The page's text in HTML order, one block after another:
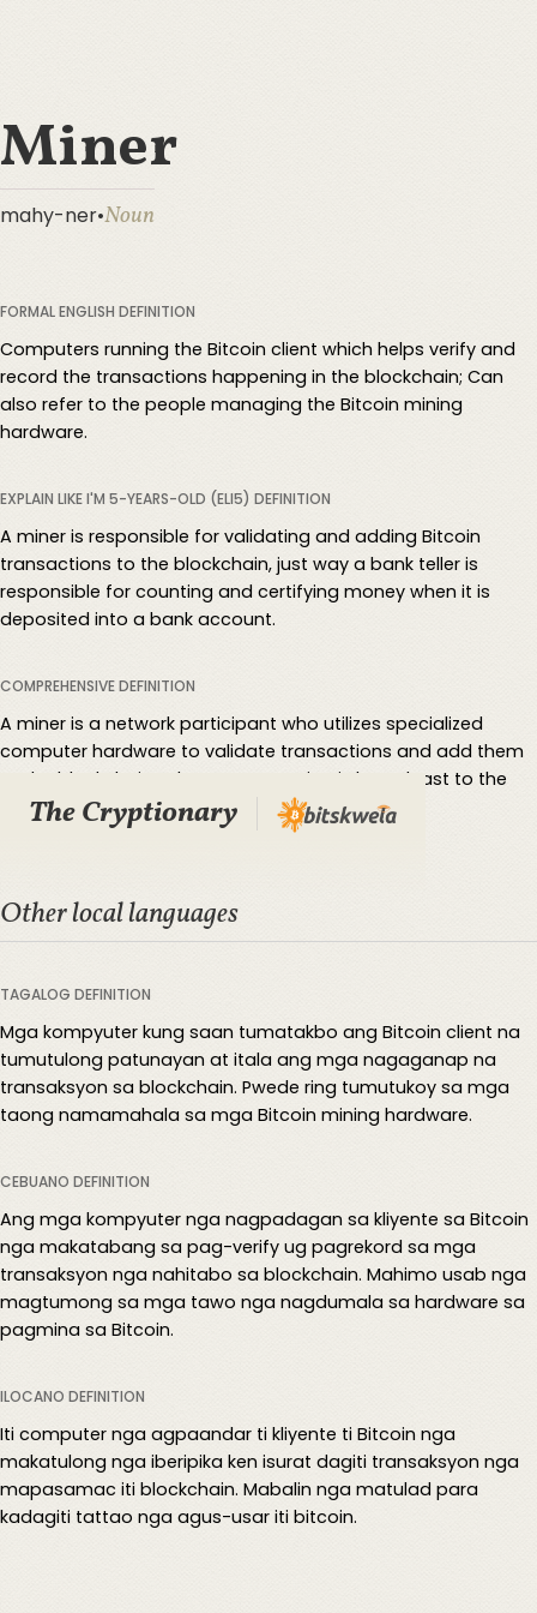
Miner
mahy-ner•Noun
FORMAL ENGLISH DEFINITION
Computers running the Bitcoin client which helps verify and
record the transactions happening in the blockchain; Can
also refer to the people managing the Bitcoin mining
hardware.
EXPLAIN LIKE I'M 5-YEARS-OLD (ELI5) DEFINITION
A miner is responsible for validating and adding Bitcoin
transactions to the blockchain, just way a bank teller is
responsible for counting and certifying money when it is
deposited into a bank account.
COMPREHENSIVE DEFINITION
A miner is a network participant who utilizes specialized
computer hardware to validate transactions and add them
to the blockchain. When a transaction is broadcast to the
network, it is placed in the mempool.
Other local languages
TAGALOG DEFINITION
Mga kompyuter kung saan tumatakbo ang Bitcoin client na
tumutulong patunayan at itala ang mga nagaganap na
transaksyon sa blockchain. Pwede ring tumutukoy sa mga
taong namamahala sa mga Bitcoin mining hardware.
CEBUANO DEFINITION
Ang mga kompyuter nga nagpadagan sa kliyente sa Bitcoin
nga makatabang sa pag-verify ug pagrekord sa mga
transaksyon nga nahitabo sa blockchain. Mahimo usab nga
magtumong sa mga tawo nga nagdumala sa hardware sa
pagmina sa Bitcoin.
ILOCANO DEFINITION
Iti computer nga agpaandar ti kliyente ti Bitcoin nga
makatulong nga iberipika ken isurat dagiti transaksyon nga
mapasamac iti blockchain. Mabalin nga matulad para
kadagiti tattao nga agus-usar iti bitcoin.
The Cryptionary